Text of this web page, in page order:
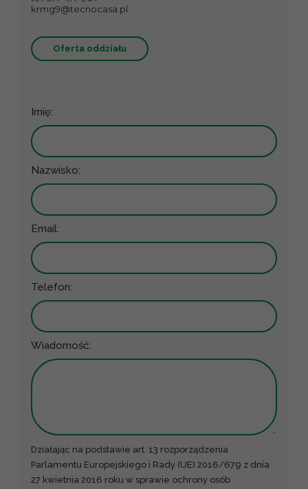
krmg9@tecnocasa.pl
Oferta oddziału
Imię:
Nazwisko:
Email:
Telefon:
Wiadomość:
Działając na podstawie art. 13 rozporządzenia
Parlamentu Europejskiego i Rady (UE) 2016/679 z dnia
27 kwietnia 2016 roku w sprawie ochrony osób